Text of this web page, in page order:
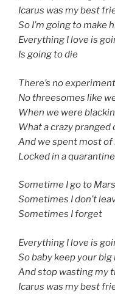
Icarus was my best
So I’m going to make
Everything I love is
Is going to die
There’s no
No threesomes like
When we were
What a crazy pranged
And we spent most
Locked in a quarantine
Sometime I go to
Sometimes I don’t
Sometimes I forget
Everything I love is
So baby keep your
And stop wasting my
Icarus was my best